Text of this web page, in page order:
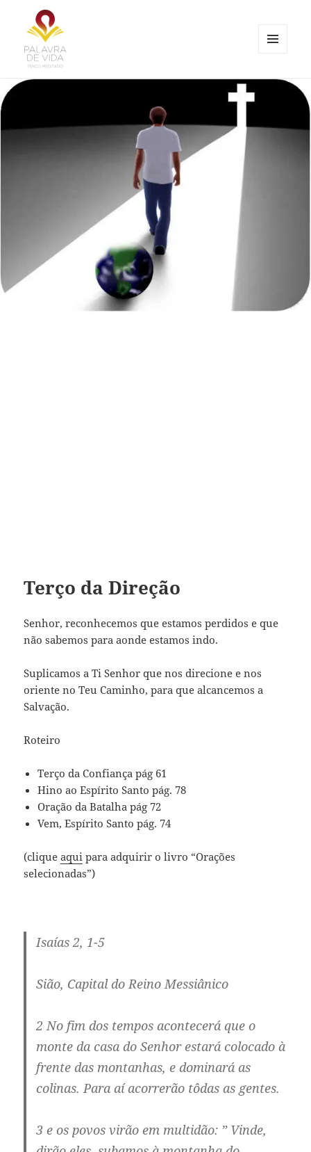
Palavra de Vida
WIDGETS
Terço da Direção
Senhor, reconhecemos que estamos perdidos e que
não sabemos para aonde estamos indo.
Suplicamos a Ti Senhor que nos direcione e nos
oriente no Teu Caminho, para que alcancemos a
Salvação.
Roteiro
Terço da Confiança pág 61
Hino ao Espírito Santo pág. 78
Oração da Batalha pág 72
Vem, Espírito Santo pág. 74
(cliqueaqui para adquirir o livro “Orações
selecionadas”)
Isaías 2, 1-5
Sião, Capital do Reino Messiânico
2 No fim dos tempos acontecerá que o
monte da casa do Senhor estará colocado à
frente das montanhas, e dominará as
colinas. Para aí acorrerão tôdas as gentes.
3 e os povos virão em multidão: ” Vinde,